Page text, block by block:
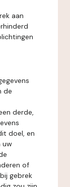
aan
de
derde,
doel, en
uw
of
gebrek